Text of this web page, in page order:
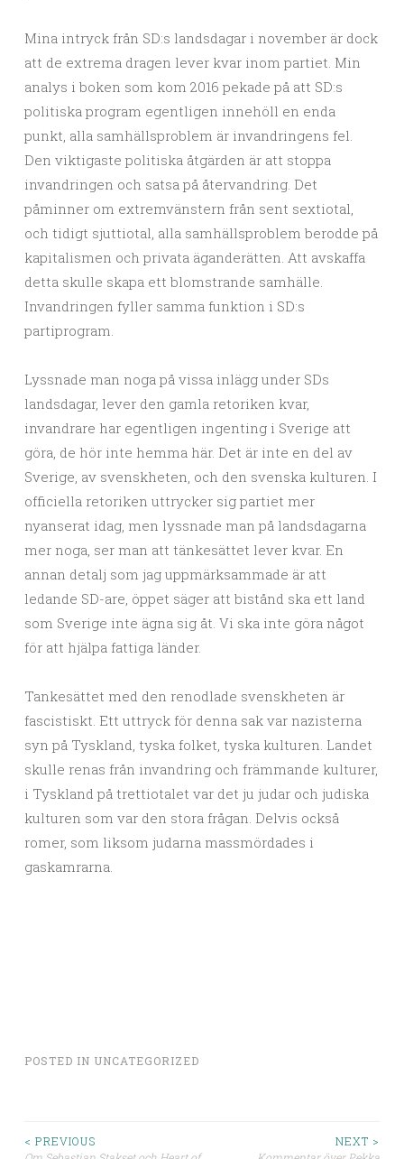
Mina intryck från SD:s landsdagar i november är dock
att de extrema dragen lever kvar inom partiet. Min
analys i boken som kom 2016 pekade på att SD:s
politiska program egentligen innehöll en enda
punkt, alla samhällsproblem är invandringens fel.
Den viktigaste politiska åtgärden är att stoppa
invandringen och satsa på återvandring. Det
påminner om extremvänstern från sent sextiotal,
och tidigt sjuttiotal, alla samhällsproblem berodde på
kapitalismen och privata äganderätten. Att avskaffa
detta skulle skapa ett blomstrande samhälle.
Invandringen fyller samma funktion i SD:s
partiprogram.
Lyssnade man noga på vissa inlägg under SDs
landsdagar, lever den gamla retoriken kvar,
invandrare har egentligen ingenting i Sverige att
göra, de hör inte hemma här. Det är inte en del av
Sverige, av svenskheten, och den svenska kulturen. I
officiella retoriken uttrycker sig partiet mer
nyanserat idag, men lyssnade man på landsdagarna
mer noga, ser man att tänkesättet lever kvar. En
annan detalj som jag uppmärksammade är att
ledande SD-are, öppet säger att bistånd ska ett land
som Sverige inte ägna sig åt. Vi ska inte göra något
för att hjälpa fattiga länder.
Tankesättet med den renodlade svenskheten är
fascistiskt. Ett uttryck för denna sak var nazisterna
syn på Tyskland, tyska folket, tyska kulturen. Landet
skulle renas från invandring och främmande kulturer,
i Tyskland på trettiotalet var det ju judar och judiska
kulturen som var den stora frågan. Delvis också
romer, som liksom judarna massmördades i
gaskamrarna.
POSTED IN UNCATEGORIZED
< PREVIOUS
NEXT >